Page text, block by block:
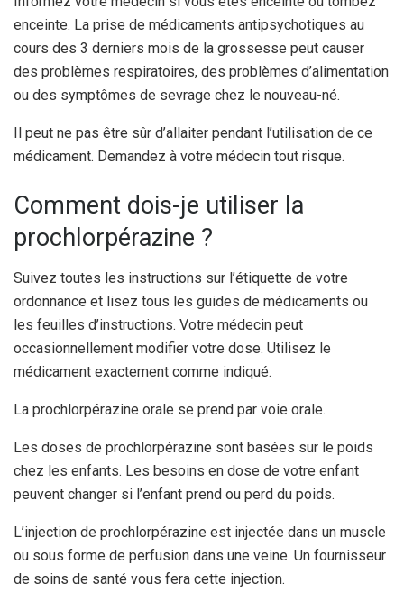
enceinte. La prise de médicaments antipsychotiques au
cours des 3 derniers mois de la grossesse peut causer
des problèmes respiratoires, des problèmes d’alimentation
ou des symptômes de sevrage chez le nouveau-né.
Il peut ne pas être sûr d’allaiter pendant l’utilisation de ce
médicament. Demandez à votre médecin tout risque.
Comment dois-je utiliser la
prochlorpérazine ?
Suivez toutes les instructions sur l’étiquette de votre
ordonnance et lisez tous les guides de médicaments ou
les feuilles d’instructions. Votre médecin peut
occasionnellement modifier votre dose. Utilisez le
médicament exactement comme indiqué.
La prochlorpérazine orale se prend par voie orale.
Les doses de prochlorpérazine sont basées sur le poids
chez les enfants. Les besoins en dose de votre enfant
peuvent changer si l’enfant prend ou perd du poids.
L’injection de prochlorpérazine est injectée dans un muscle
ou sous forme de perfusion dans une veine. Un fournisseur
de soins de santé vous fera cette injection.